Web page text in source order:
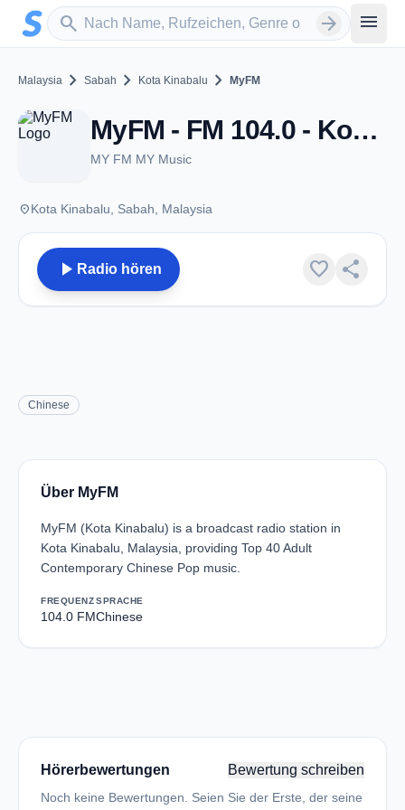
Zum Hauptinhalt springen
search
Sender suchen arrow_forward menu
Malaysia chevron_right Sabah chevron_right Kota Kinabalu chevron_right MyFM
MyFM - FM 104.0 - Kota Kinabalu
MY FM MY Music
placeKota Kinabalu, Sabah, Malaysia
play_arrow Radio hören favorite share
Chinese
Über MyFM
MyFM (Kota Kinabalu) is a broadcast radio station in
Kota Kinabalu, Malaysia, providing Top 40 Adult
Contemporary Chinese Pop music.
FREQUENZ
104.0 FM
SPRACHE
Chinese
Hörerbewertungen Bewertung schreiben
Noch keine Bewertungen. Seien Sie der Erste, der seine